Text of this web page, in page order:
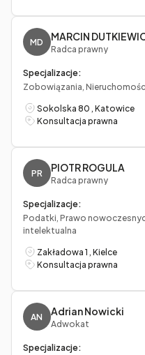
MD MARCIN
Radca prawny
Specjalizacje:
Zobowiązania,
Sokolska 80 , Katowice
Konsultacja prawna
PR PIOTR ROGULA
Radca prawny
Specjalizacje:
Podatki, Prawo
intelektualna
Zakładowa 1 , Kielce
Konsultacja prawna
AN Adrian Nowicki
Adwokat
Specjalizacje: